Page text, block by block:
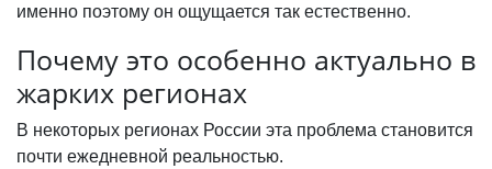
именно поэтому он ощущается так естественно.
Почему это особенно актуально в
жарких регионах
В некоторых регионах России эта проблема становится
почти ежедневной реальностью.